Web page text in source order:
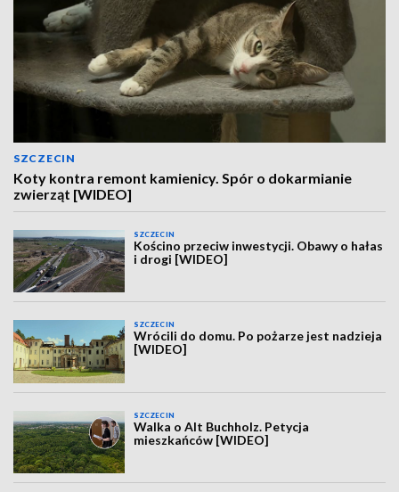
SZCZECIN
Koty kontra remont kamienicy. Spór o dokarmianie
zwierząt [WIDEO]
SZCZECIN
Kościno przeciw inwestycji. Obawy o hałas
i drogi [WIDEO]
SZCZECIN
Wrócili do domu. Po pożarze jest nadzieja
[WIDEO]
SZCZECIN
Walka o Alt Buchholz. Petycja
mieszkańców [WIDEO]